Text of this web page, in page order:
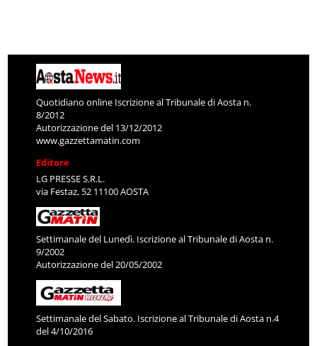
Quotidiano online Iscrizione al Tribunale di Aosta n.
8/2012
Autorizzazione del 13/12/2012
www.gazzettamatin.com
Editore
LG PRESSE S.R.L.
via Festaz, 52 11100 AOSTA
Settimanale del Lunedì. Iscrizione al Tribunale di Aosta n.
9/2002
Autorizzazione del 20/05/2002
Settimanale del Sabato. Iscrizione al Tribunale di Aosta n.4
del 4/10/2016